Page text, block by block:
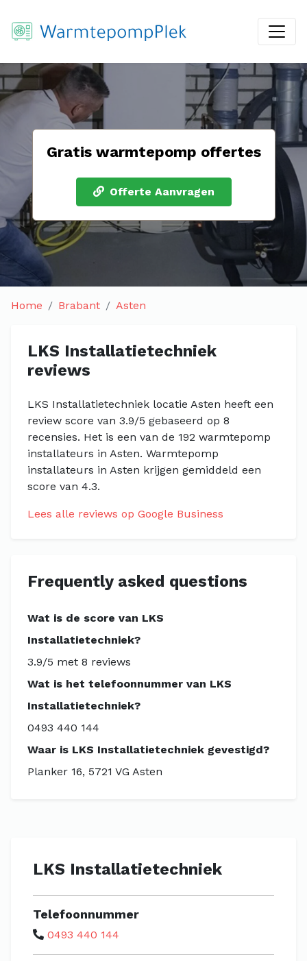
Gratis warmtepomp offertes
Offerte Aanvragen
Home Brabant Asten
LKS Installatietechniek
reviews
LKS Installatietechniek locatie Asten heeft een
review score van 3.9/5 gebaseerd op 8
recensies. Het is een van de 192 warmtepomp
installateurs in Asten. Warmtepomp
installateurs in Asten krijgen gemiddeld een
score van 4.3.
Lees alle reviews op Google Business
Frequently asked questions
Wat is de score van LKS
Installatietechniek?
3.9/5 met 8 reviews
Wat is het telefoonnummer van LKS
Installatietechniek?
0493 440 144
Waar is LKS Installatietechniek gevestigd?
Planker 16, 5721 VG Asten
LKS Installatietechniek
Telefoonnummer
0493 440 144